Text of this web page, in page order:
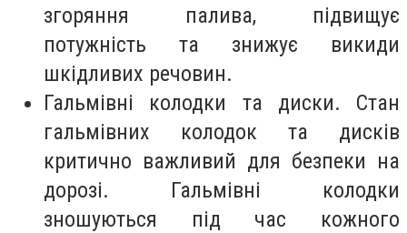
згоряння палива, підвищує
потужність та знижує викиди
шкідливих речовин.
Гальмівні колодки та диски. Стан
гальмівних колодок та дисків
критично важливий для безпеки на
дорозі. Гальмівні колодки
зношуються під час кожного